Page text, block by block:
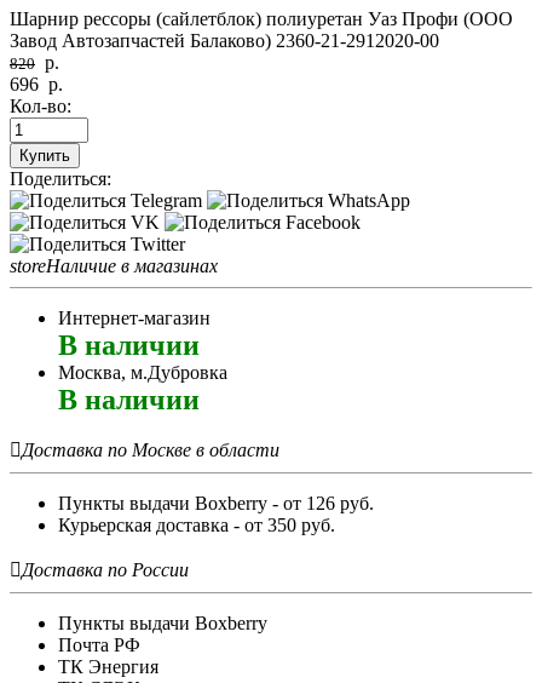
Шарнир рессоры (сайлетблок) полиуретан Уаз Профи (ООО
Завод Автозапчастей Балаково) 2360-21-2912020-00
820 р.
696 р.
Кол-во:
Купить
Поделиться:
storeНаличие в магазинах
Интернет-магазин
В наличии
Москва, м.Дубровка
В наличии
Доставка по Москве в области
Пункты выдачи Boxberry - от 126 руб.
Курьерская доставка - от 350 руб.
Доставка по России
Пункты выдачи Boxberry
Почта РФ
ТК Энергия